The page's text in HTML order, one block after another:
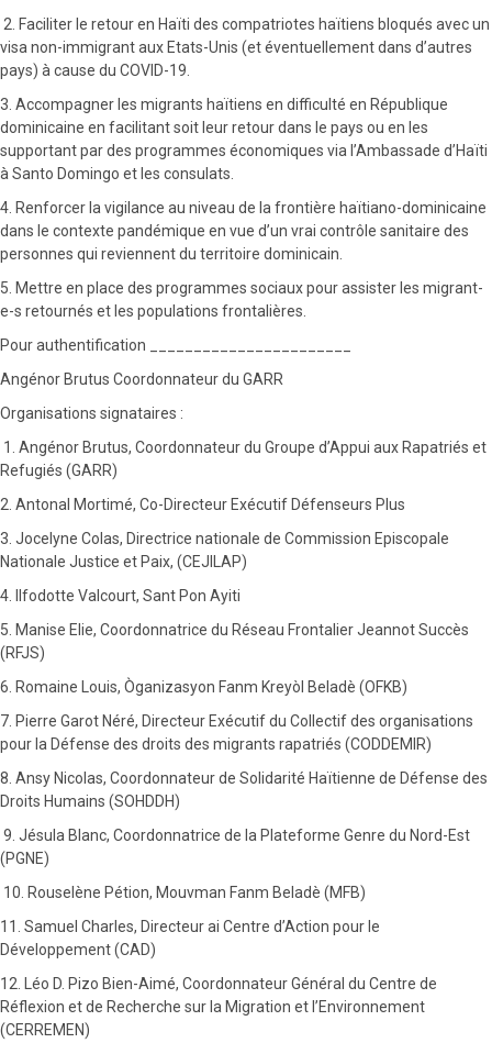
2. Faciliter le retour en Haïti des compatriotes haïtiens bloqués avec un
visa non-immigrant aux Etats-Unis (et éventuellement dans d’autres
pays) à cause du COVID-19.
3. Accompagner les migrants haïtiens en difficulté en République
dominicaine en facilitant soit leur retour dans le pays ou en les
supportant par des programmes économiques via l’Ambassade d’Haïti
à Santo Domingo et les consulats.
4. Renforcer la vigilance au niveau de la frontière haïtiano-dominicaine
dans le contexte pandémique en vue d’un vrai contrôle sanitaire des
personnes qui reviennent du territoire dominicain.
5. Mettre en place des programmes sociaux pour assister les migrant-
e-s retournés et les populations frontalières.
Pour authentification _______________________
Angénor Brutus Coordonnateur du GARR
Organisations signataires :
1. Angénor Brutus, Coordonnateur du Groupe d’Appui aux Rapatriés et
Refugiés (GARR)
2. Antonal Mortimé, Co-Directeur Exécutif Défenseurs Plus
3. Jocelyne Colas, Directrice nationale de Commission Episcopale
Nationale Justice et Paix, (CEJILAP)
4. Ilfodotte Valcourt, Sant Pon Ayiti
5. Manise Elie, Coordonnatrice du Réseau Frontalier Jeannot Succès
(RFJS)
6. Romaine Louis, Òganizasyon Fanm Kreyòl Beladè (OFKB)
7. Pierre Garot Néré, Directeur Exécutif du Collectif des organisations
pour la Défense des droits des migrants rapatriés (CODDEMIR)
8. Ansy Nicolas, Coordonnateur de Solidarité Haïtienne de Défense des
Droits Humains (SOHDDH)
9. Jésula Blanc, Coordonnatrice de la Plateforme Genre du Nord-Est
(PGNE)
10. Rouselène Pétion, Mouvman Fanm Beladè (MFB)
11. Samuel Charles, Directeur ai Centre d’Action pour le
Développement (CAD)
12. Léo D. Pizo Bien-Aimé, Coordonnateur Général du Centre de
Réflexion et de Recherche sur la Migration et l’Environnement
(CERREMEN)